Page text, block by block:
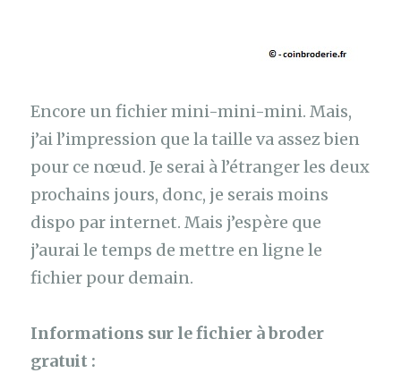
Encore un fichier mini-mini-mini. Mais,
j’ai l’impression que la taille va assez bien
pour ce nœud. Je serai à l’étranger les deux
prochains jours, donc, je serais moins
dispo par internet. Mais j’espère que
j’aurai le temps de mettre en ligne le
fichier pour demain.
Informations sur le fichier à broder
gratuit :